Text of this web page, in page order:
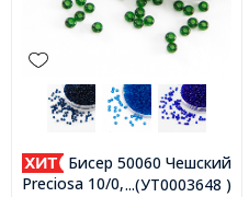
...(УТ0003648 )
Бисер 50060 Чешский
Preciosa 10/0, Прозрачный